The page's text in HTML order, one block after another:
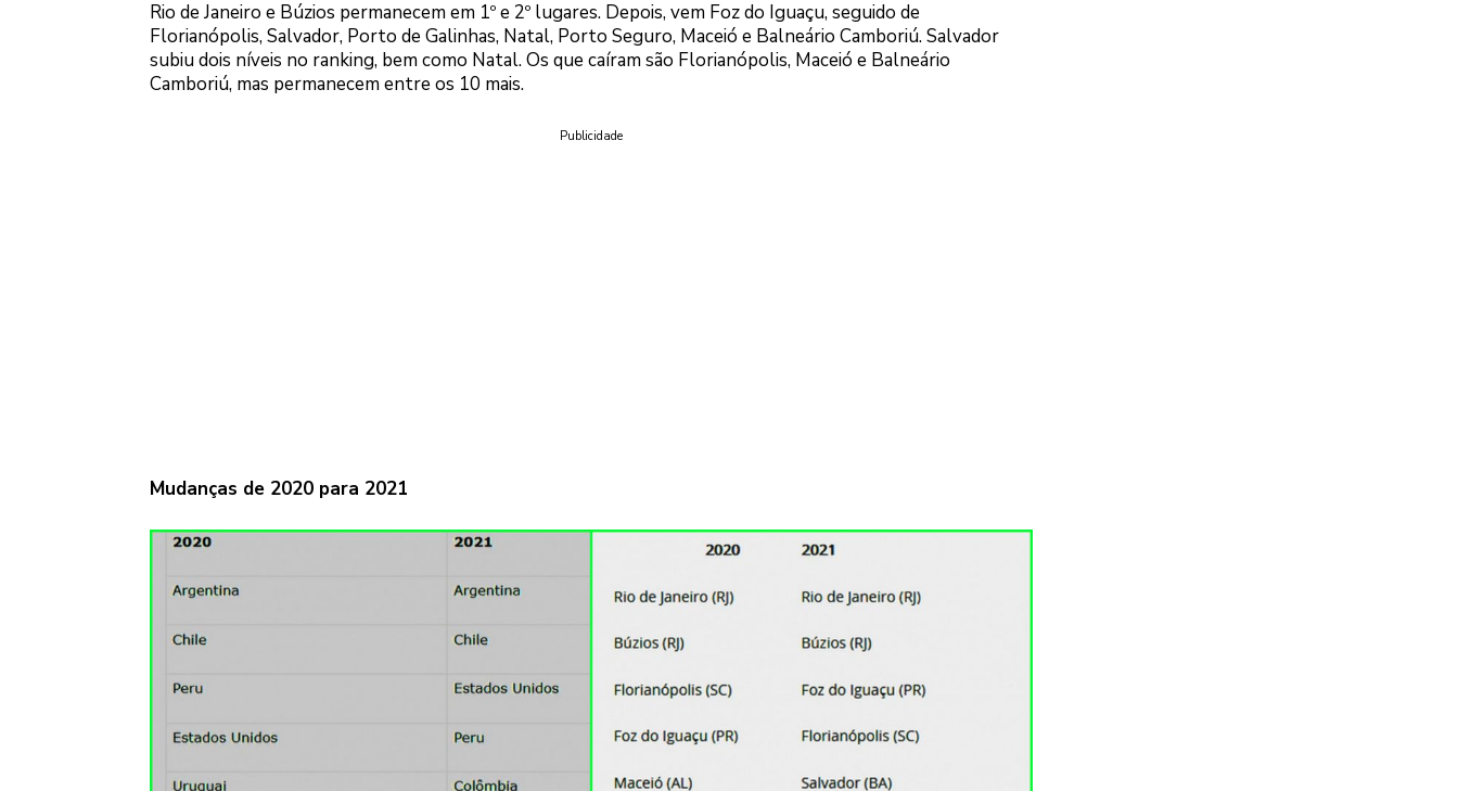
Rio de Janeiro e Búzios permanecem em 1º e 2º lugares. Depois, vem Foz do Iguaçu, seguido de
Florianópolis, Salvador, Porto de Galinhas, Natal, Porto Seguro, Maceió e Balneário Camboriú. Salvador
subiu dois níveis no ranking, bem como Natal. Os que caíram são Florianópolis, Maceió e Balneário
Camboriú, mas permanecem entre os 10 mais.
Publicidade
Mudanças de 2020 para 2021